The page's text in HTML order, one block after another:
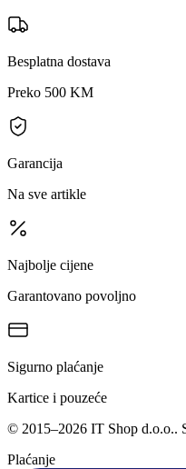
Besplatna dostava
Preko 500 KM
Garancija
Na sve artikle
Najbolje cijene
Garantovano povoljno
Sigurno plaćanje
Kartice i pouzeće
© 2015–2026 IT Shop d.o.o..
Plaćanje